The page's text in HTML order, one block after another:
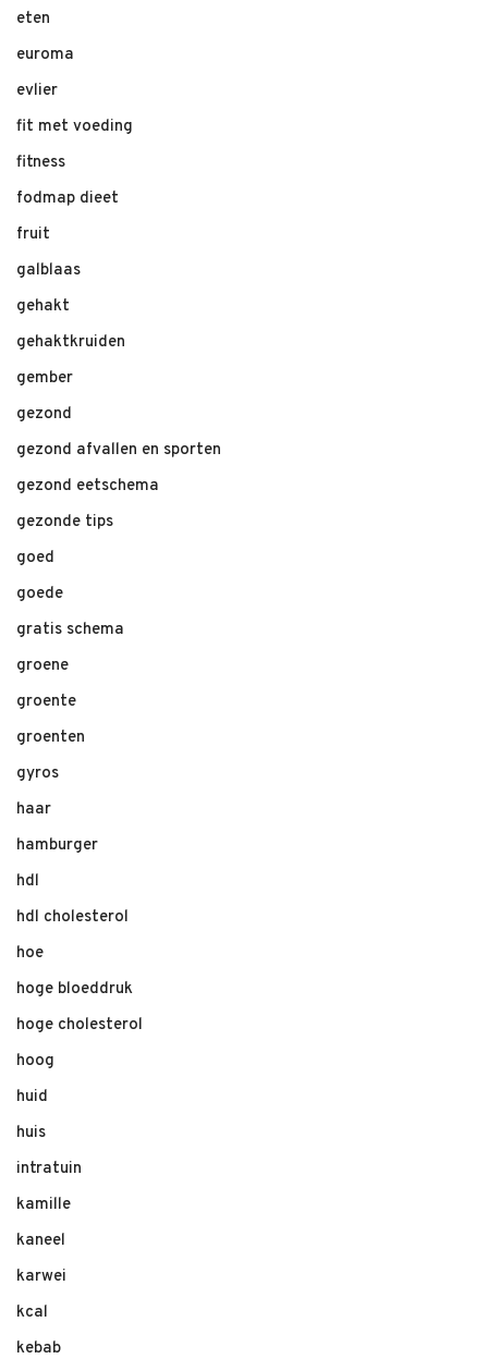
eten
euroma
evlier
fit met voeding
fitness
fodmap dieet
fruit
galblaas
gehakt
gehaktkruiden
gember
gezond
gezond afvallen en sporten
gezond eetschema
gezonde tips
goed
goede
gratis schema
groene
groente
groenten
gyros
haar
hamburger
hdl
hdl cholesterol
hoe
hoge bloeddruk
hoge cholesterol
hoog
huid
huis
intratuin
kamille
kaneel
karwei
kcal
kebab